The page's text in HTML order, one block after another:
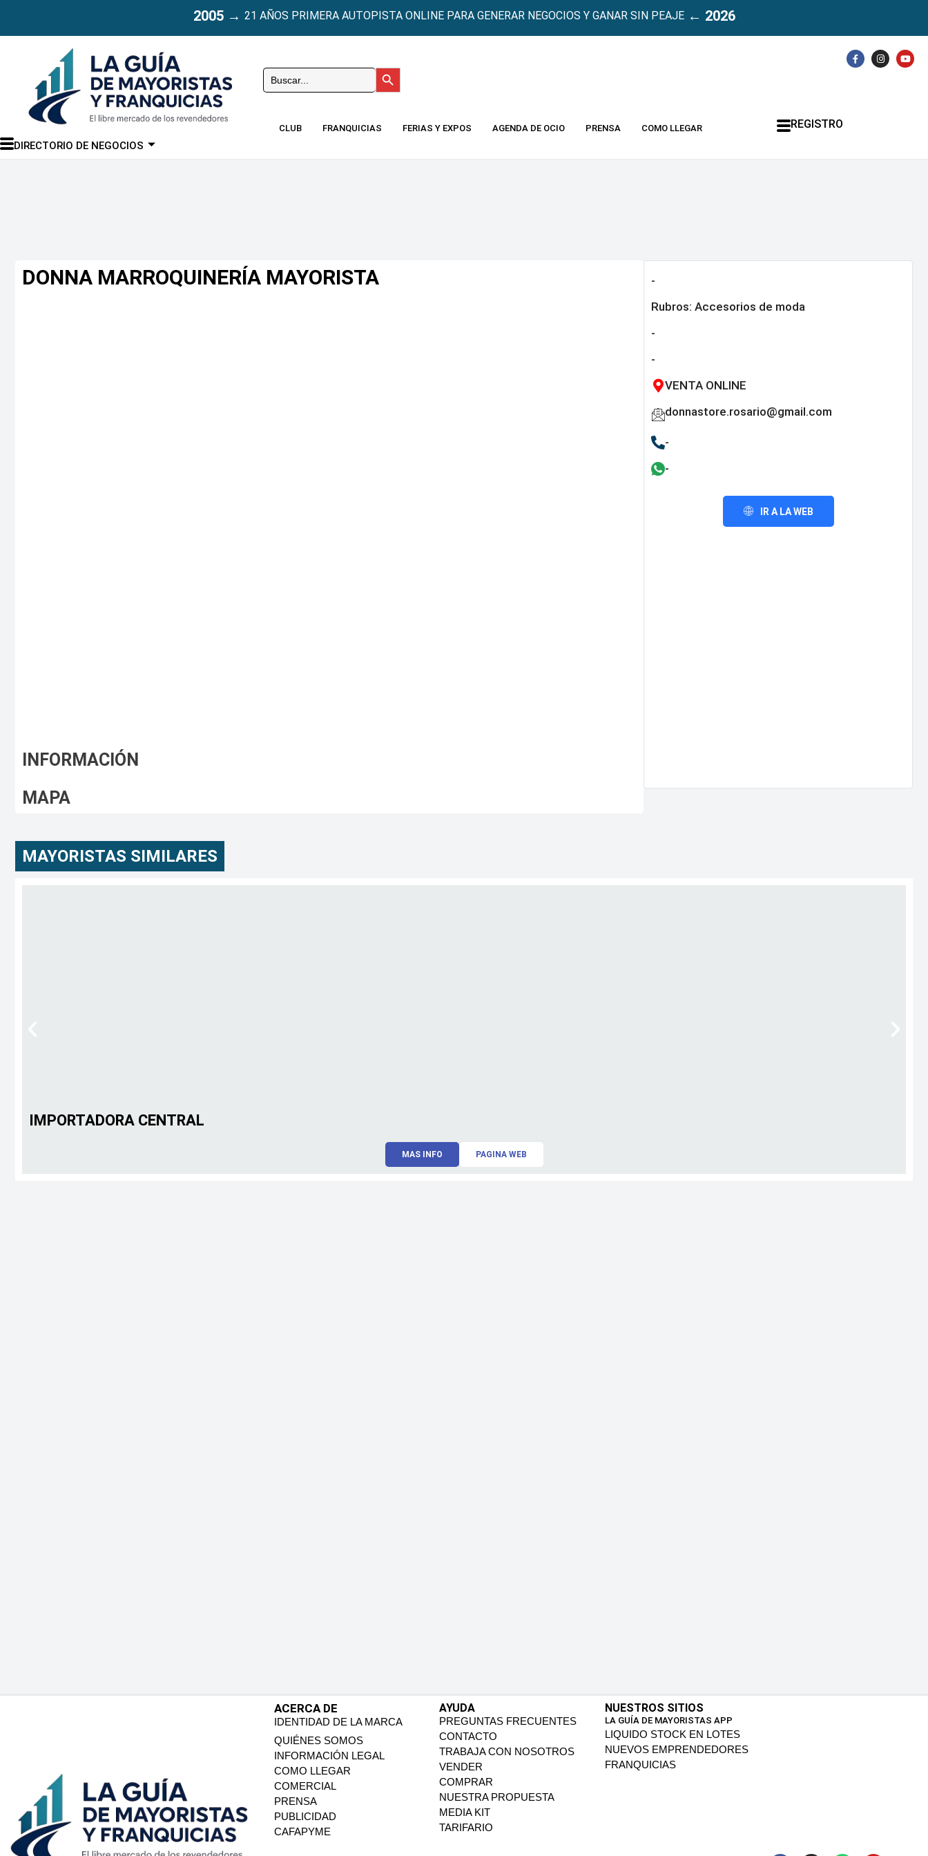
2005→ 21 AÑOS PRIMERA AUTOPISTA ONLINE PARA GENERAR NEGOCIOS Y GANAR SIN PEAJE← 2026
DIRECTORIO DE NEGOCIOS
Buscar: Botón de búsqueda
CLUB FRANQUICIAS FERIAS Y EXPOS AGENDA DE OCIO PRENSA COMO LLEGAR REGISTRO
DONNA MARROQUINERÍA MAYORISTA
INFORMACIÓN
MAPA
-
Rubros: Accesorios de moda
-
-
VENTA ONLINE
donnastore.rosario@gmail.com
-
-
IR A LA WEB
MAYORISTAS SIMILARES
IMPORTADORA CENTRAL
MAS INFO PAGINA WEB
ACERCA DE
IDENTIDAD DE LA MARCA
QUIÉNES SOMOS
INFORMACIÓN LEGAL
COMO LLEGAR
COMERCIAL
PRENSA
PUBLICIDAD
CAFAPYME
AYUDA
PREGUNTAS FRECUENTES
CONTACTO
TRABAJA CON NOSOTROS
VENDER
COMPRAR
NUESTRA PROPUESTA
MEDIA KIT
TARIFARIO
NUESTROS SITIOS
LA GUÍA DE MAYORISTAS APP
LIQUIDO STOCK EN LOTES
NUEVOS EMPRENDEDORES
FRANQUICIAS